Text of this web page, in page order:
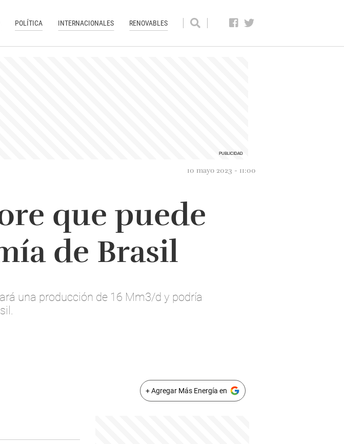
POLÍTICA INTERNACIONALES RENOVABLES
10 mayo 2023 - 11:00
que puede
de Brasil
una producción de 16 Mm3/d y podría
+ Agregar Más Energía en